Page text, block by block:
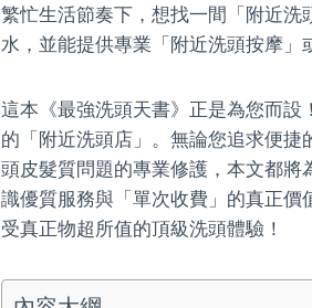
繁忙生活節奏下，想找一間「附近
水，並能提供專業「附近洗頭按摩」
這本《最強洗頭天書》正是為您而
的「附近洗頭店」。無論您追求便
頭皮髮質問題的專業修護，本文都
識優質服務與「單次收費」的真正
受真正物超所值的頂級洗頭體驗！